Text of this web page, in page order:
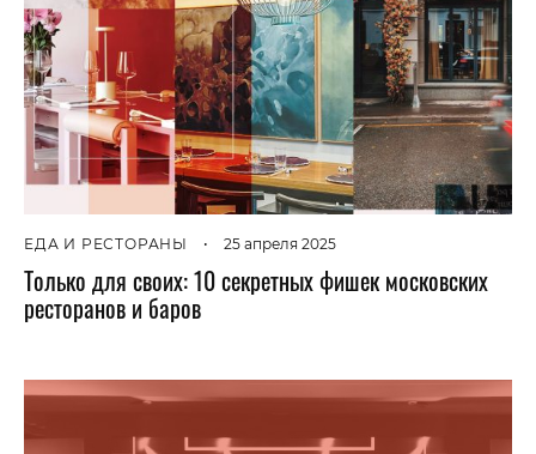
ЕДА И РЕСТОРАНЫ • 25 апреля 2025
Только для своих: 10 секретных фишек московских
ресторанов и баров